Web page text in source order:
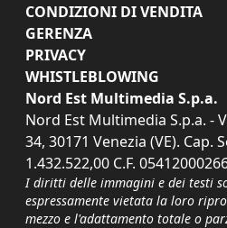
CONDIZIONI DI VENDITA
GERENZA
PRIVACY
WHISTLEBLOWING
Nord Est Multimedia S.p.a.
Nord Est Multimedia S.p.a. -
34, 30171 Venezia (VE). Cap.
1.432.522,00 C.F.
I diritti delle immagini e dei testi
espressamente vietata la loro
mezzo e l'adattamento totale o